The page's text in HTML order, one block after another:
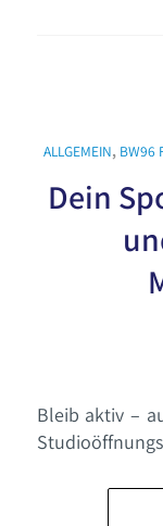
ALLGEMEIN, BW96
Dein
Bleib aktiv –